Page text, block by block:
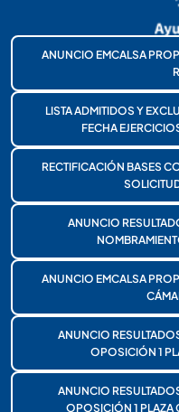
ANUNCIO EMCALSA
LISTA ADMITIDOS Y
FECHA
RECTIFICACIÓN BASES
ANUNCIO
ANUNCIO EMCALSA
ANUNCIO
OPOSICIÓN 1
ANUNCIO
OPOSICIÓN 1 PLAZA